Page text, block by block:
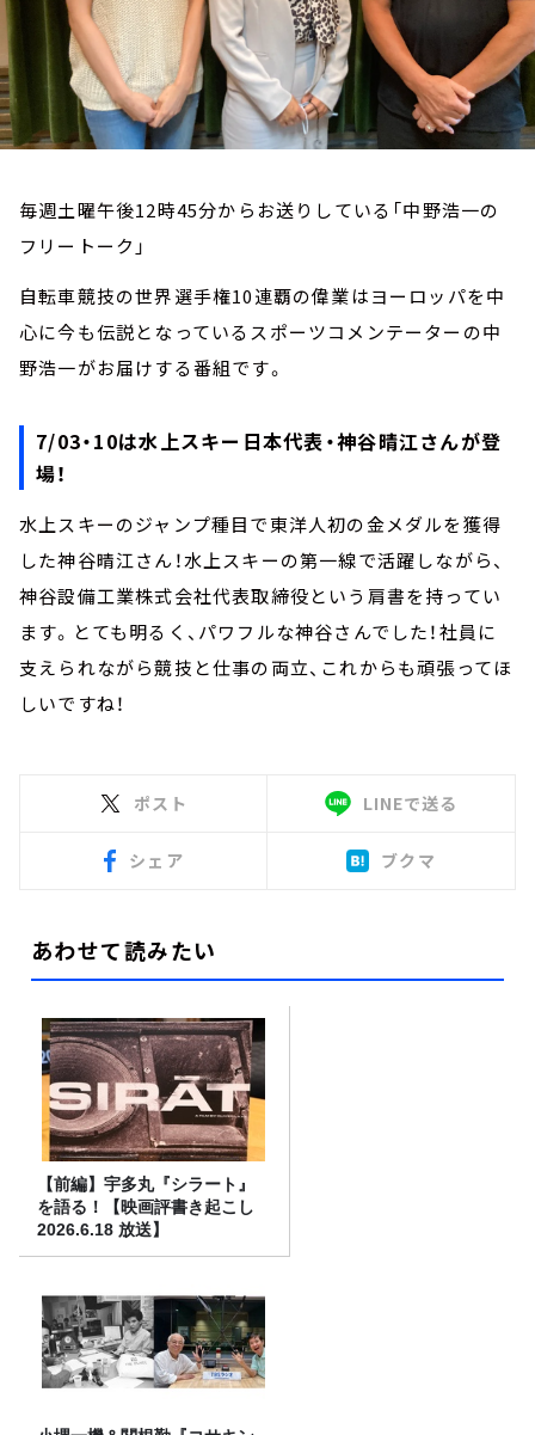
毎週土曜午後12時45分からお送りしている「中野浩一の
フリートーク」
自転車競技の世界選手権10連覇の偉業はヨーロッパを中
心に今も伝説となっているスポーツコメンテーターの中
野浩一がお届けする番組です。
7/03・10は水上スキー日本代表・神谷晴江さんが登
場！
水上スキーのジャンプ種目で東洋人初の金メダルを獲得
した神谷晴江さん！水上スキーの第一線で活躍しながら、
神谷設備工業株式会社代表取締役という肩書を持ってい
ます。とても明るく、パワフルな神谷さんでした！社員に
支えられながら競技と仕事の両立、これからも頑張ってほ
しいですね！
ポスト LINEで送る
シェア ブクマ
あわせて読みたい
【前編】宇多丸『シラート』
を語る！【映画評書き起こし
2026.6.18 放送】